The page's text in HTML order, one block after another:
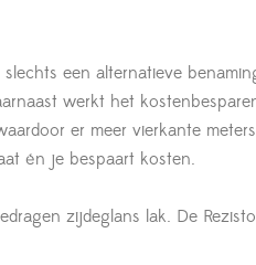
een alternatieve
werkt het
er meer vierkante
én je bespaart kosten.
zijdeglans lak. De